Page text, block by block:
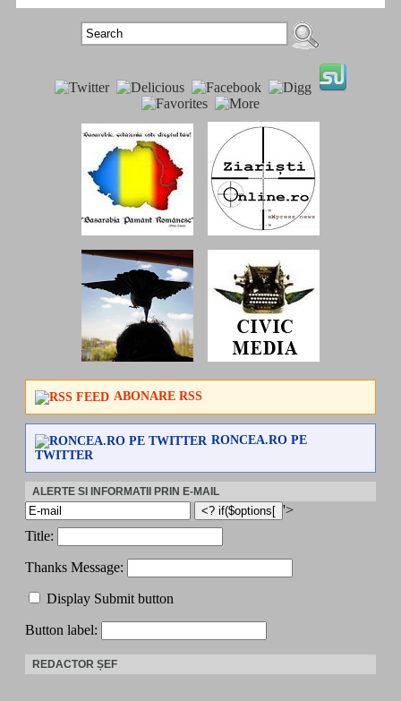
ABONARE RSS
RONCEA.RO PE
TWITTER
ALERTE SI INFORMATII PRIN E-MAIL
'>
Title:
Thanks Message:
Display Submit button
Button label:
REDACTOR ȘEF